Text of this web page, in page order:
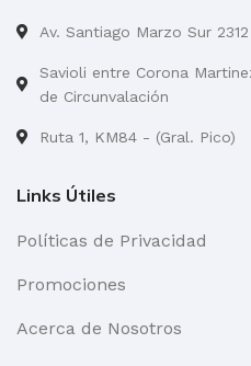
Av. Santiago Marzo Sur 2312
Savioli entre Corona
de Circunvalación
Ruta 1, KM84 - (Gral. Pico)
Links Útiles
Políticas de Privacidad
Promociones
Acerca de Nosotros